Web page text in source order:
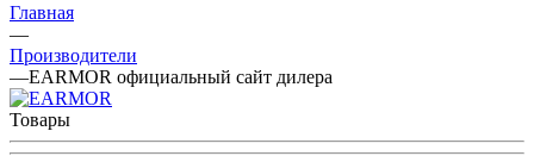
Главная
—
Производители
—EARMOR официальный сайт дилера
Товары